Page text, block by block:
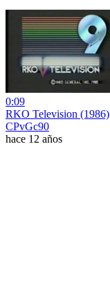
0:09
RKO Television (1986)
CPvGc90
hace 12 años